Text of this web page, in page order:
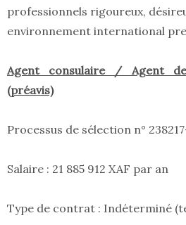
professionnels rigoureux,
environnement international
Agent consulaire / Agent
(préavis)
Processus de sélection n°
Salaire : 21 885 912 XAF par an
Type de contrat : Indéterminé